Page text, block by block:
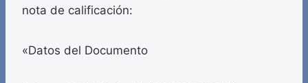
nota de calificación:
«Datos del Documento